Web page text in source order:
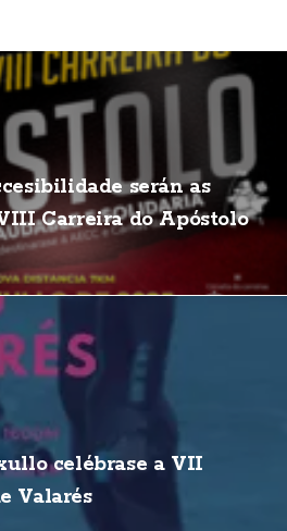
serán as
Carreira do Apóstolo
celébrase a VII
Valarés